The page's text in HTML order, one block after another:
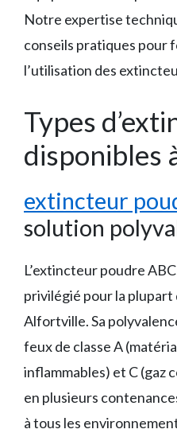
Notre expertise
conseils pratiques pour
l’utilisation des
Types
disponibles
extincteur
solution
L’extincteur poudre
privilégié pour la plupart
Alfortville. Sa
feux de classe A
inflammables) et C (gaz
en plusieurs
à tous les